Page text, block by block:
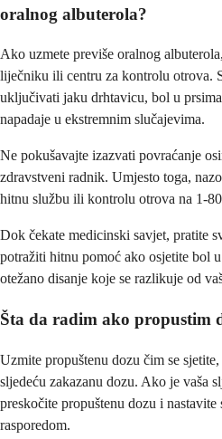
oralnog albuterola?
Ako uzmete previše oralnog
liječniku ili centru za kontrolu otrova.
uključivati ​​jaku drhtavicu, bol u
napadaje u ekstremnim slučajevima.
Ne pokušavajte izazvati povraćanje
zdravstveni radnik. Umjesto toga,
hitnu službu ili kontrolu otrova na 1-
Dok čekate medicinski savjet, pratite
potražiti hitnu pomoć ako osjetite bol
otežano disanje koje se razlikuje od
Šta da radim ako propustim
Uzmite propuštenu dozu čim se
sljedeću zakazanu dozu. Ako je vaša
preskočite propuštenu dozu i
rasporedom.